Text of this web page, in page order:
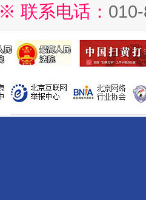
※ 联系电话：